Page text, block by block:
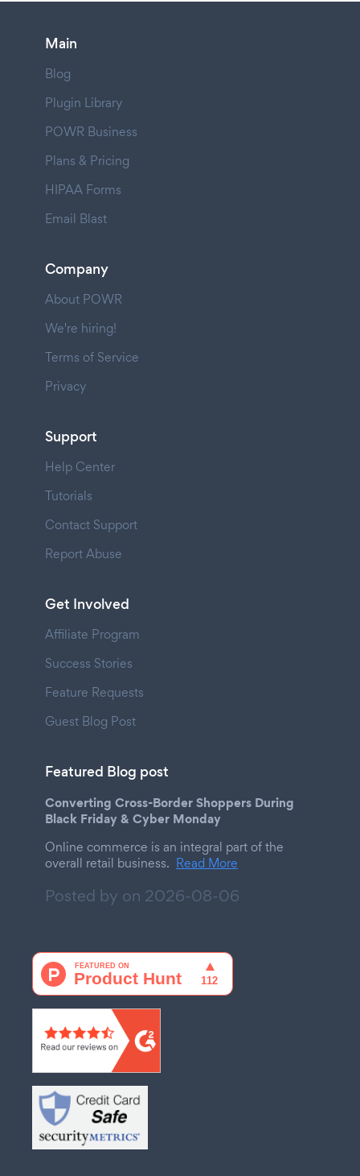
Main
Blog
Plugin Library
POWR Business
Plans & Pricing
HIPAA Forms
Email Blast
Company
About POWR
We're hiring!
Terms of Service
Privacy
Support
Help Center
Tutorials
Contact Support
Report Abuse
Get Involved
Affiliate Program
Success Stories
Feature Requests
Guest Blog Post
Featured Blog post
Converting Cross-Border Shoppers During
Black Friday & Cyber Monday
Online commerce is an integral part of the
overall retail business. Read More
Posted by on 2026-08-06